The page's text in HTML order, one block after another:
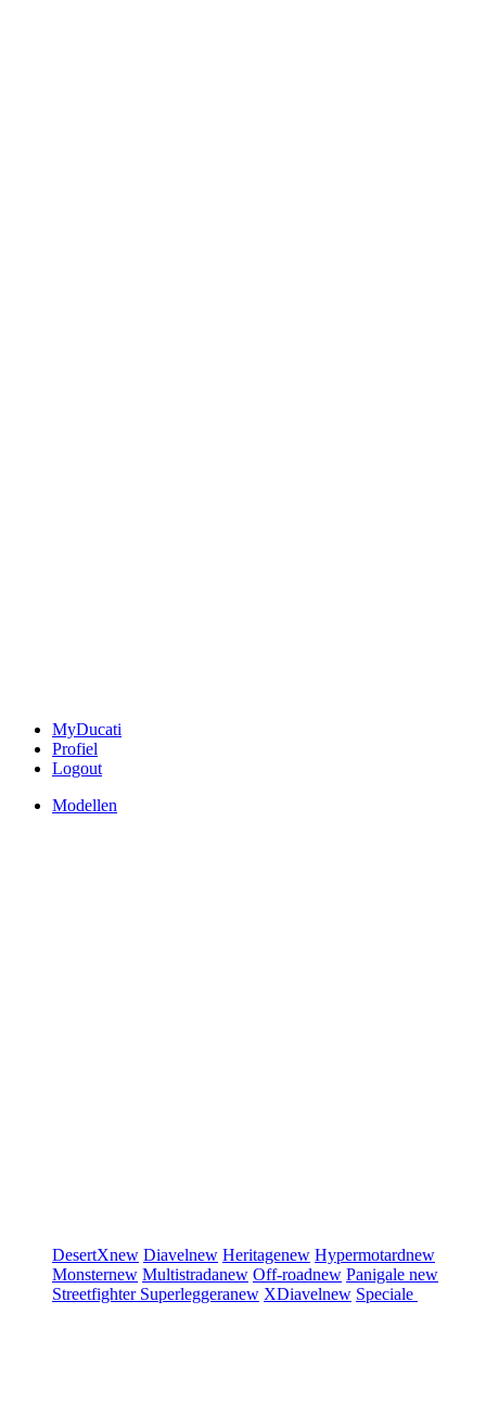
MyDucati
Profiel
Logout
Modellen
DesertXnew Diavelnew Heritagenew Hypermotardnew
Monsternew Multistradanew Off-roadnew Panigale new
Streetfighter Superleggeranew XDiavelnew Speciale